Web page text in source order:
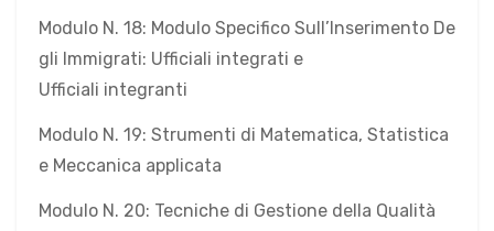
Modulo N. 18: Modulo Specifico Sull’Inserimento De
gli Immigrati: Ufficiali integrati e
Ufficiali integranti
Modulo N. 19: Strumenti di Matematica, Statistica
e Meccanica applicata
Modulo N. 20: Tecniche di Gestione della Qualità